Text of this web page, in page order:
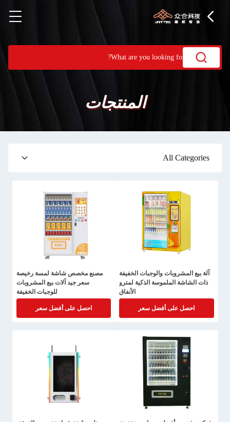
المنتجات
All Categories
آلة بيع المشروبات والوجبات الخفيفة
ذات الشاشة الملموسة الذكية لمترو
الأنفاق
احصل على أفضل سعر
مصنع مخصص شاشة لمسة رخيصة
سعر جيد آلات بيع المشروبات
للوجبات الخفيفة
احصل على أفضل سعر